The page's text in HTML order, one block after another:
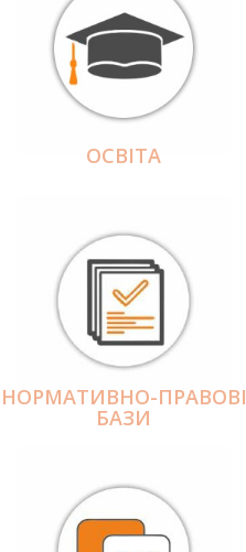
ОСВІТА
НОРМАТИВНО-ПРАВОВІ
БАЗИ